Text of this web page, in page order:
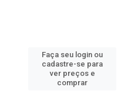
Faça seu login ou
cadastre-se para
ver preços e
comprar